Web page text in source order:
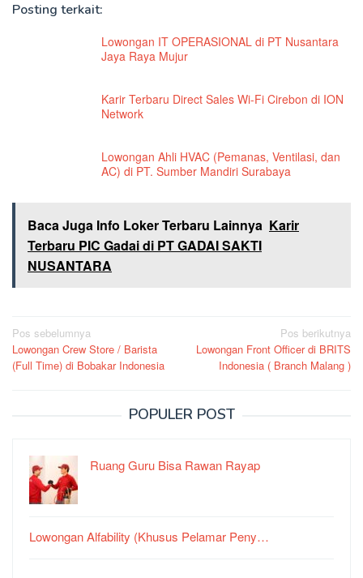
Posting terkait:
Lowongan IT OPERASIONAL di PT Nusantara
Jaya Raya Mujur
Karir Terbaru Direct Sales Wi-Fi Cirebon di ION
Network
Lowongan Ahli HVAC (Pemanas, Ventilasi, dan
AC) di PT. Sumber Mandiri Surabaya
Baca Juga Info Loker Terbaru Lainnya Karir
Terbaru PIC Gadai di PT GADAI SAKTI
NUSANTARA
Navigasi
pos
Pos sebelumnya
Lowongan Crew Store / Barista
(Full Time) di Bobakar Indonesia
Pos berikutnya
Lowongan Front Officer di BRITS
Indonesia ( Branch Malang )
POPULER POST
Ruang Guru Bisa Rawan Rayap
Lowongan Alfability (Khusus Pelamar Peny…